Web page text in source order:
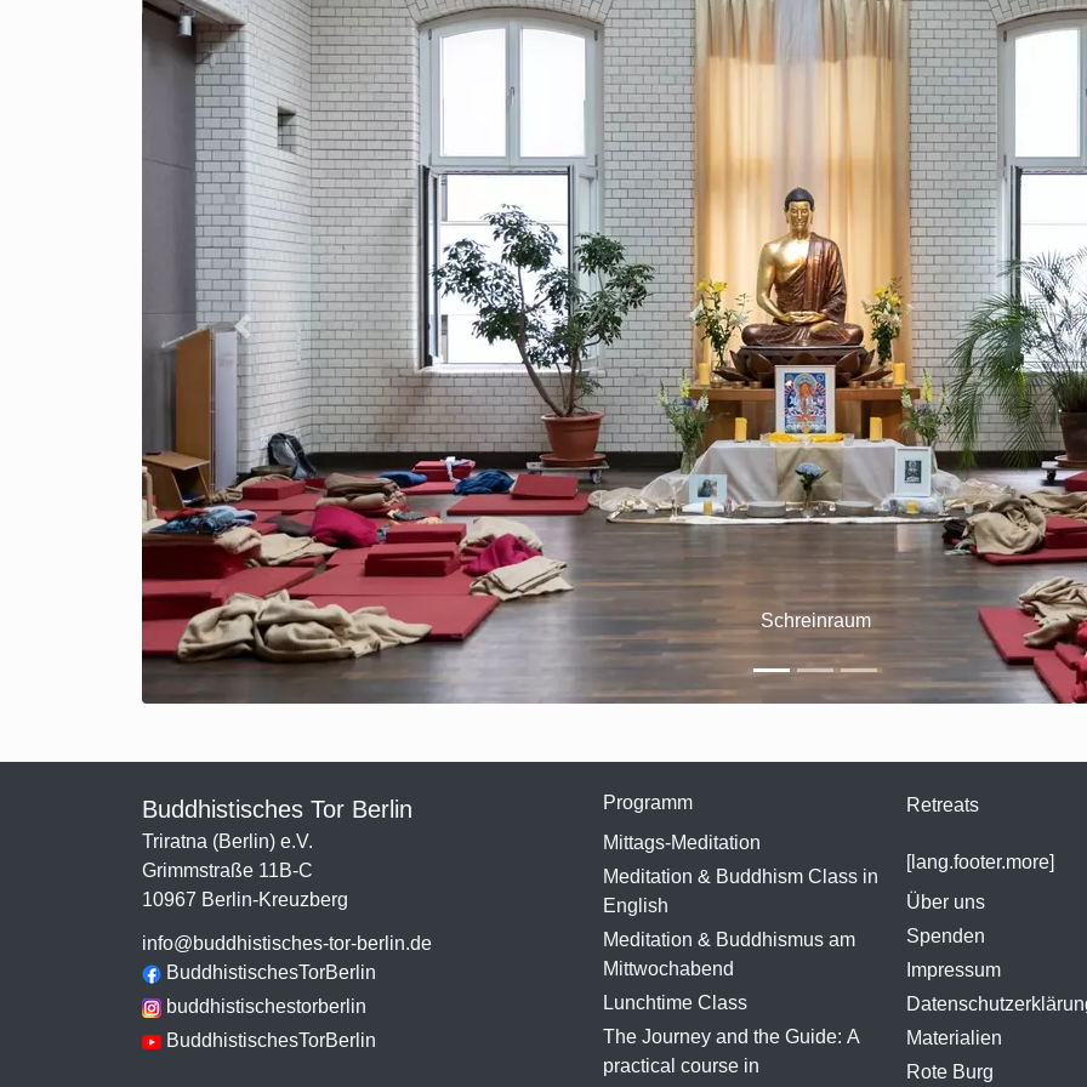
Vortrag von Aryabandhu
Previous
Buddhistisches Tor Berlin
Triratna (Berlin) e.V.
Grimmstraße 11B-C
10967 Berlin-Kreuzberg
info@buddhistisches-tor-berlin.de
BuddhistischesTorBerlin
buddhistischestorberlin
BuddhistischesTorBerlin
Programm
Mittags-Meditation
Meditation & Buddhism Class in
English
Meditation & Buddhismus am
Mittwochabend
Lunchtime Class
The Journey and the Guide: A
practical course in
Retreats
[lang.footer.more]
Über uns
Spenden
Impressum
Materialien
Rote Burg